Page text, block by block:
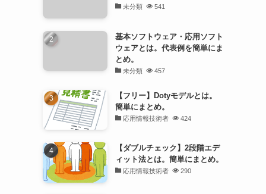
未分類 541
基本ソフトウェア・応用ソフト
ウェアとは。代表例を簡単にま
とめ。
未分類 457
【フリー】Dotyモデルとは。
簡単にまとめ。
応用情報技術者 424
【ダブルチェック】2段階エデ
ィット法とは。簡単にまとめ。
応用情報技術者 290